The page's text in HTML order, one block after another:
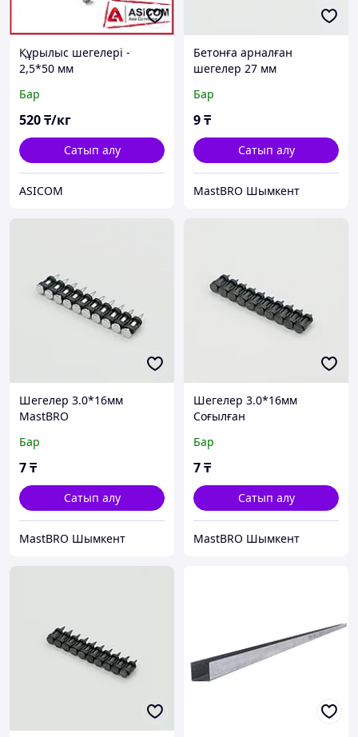
Құрылыс шегелері -
2,5*50 мм
Бар
520₸/кг
Сатып алу
ASICOM
Бетонға арналған
шегелер 27 мм
Бар
9₸
Сатып алу
MastBRO Шымкент
Шегелер 3.0*16мм
MastBRO
Бар
7₸
Сатып алу
MastBRO Шымкент
Шегелер 3.0*16мм
Соғылған
Бар
7₸
Сатып алу
MastBRO Шымкент